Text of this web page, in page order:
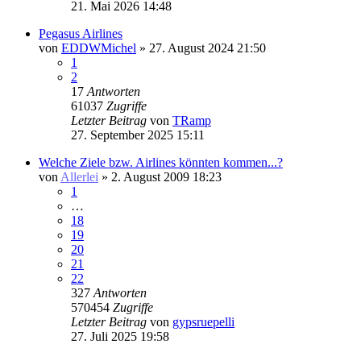
21. Mai 2026 14:48
Pegasus Airlines
von EDDWMichel » 27. August 2024 21:50
1
2
17 Antworten
61037 Zugriffe
Letzter Beitrag von TRamp
27. September 2025 15:11
Welche Ziele bzw. Airlines könnten kommen...?
von Allerlei » 2. August 2009 18:23
1
…
18
19
20
21
22
327 Antworten
570454 Zugriffe
Letzter Beitrag von gypsruepelli
27. Juli 2025 19:58